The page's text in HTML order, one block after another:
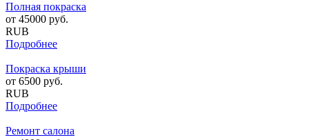
Полная покраска
от 45000 руб.
RUB
Подробнее
Покраска крыши
от 6500 руб.
RUB
Подробнее
Ремонт салона